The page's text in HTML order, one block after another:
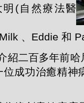
(自然療法醫
、Eddie 和
紹二百多年前
成功治癒精神